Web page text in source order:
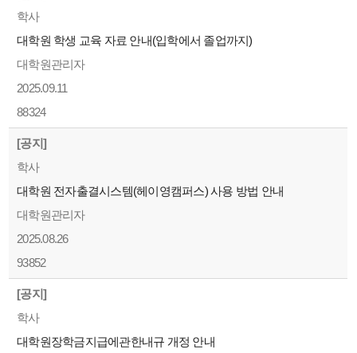
학사
대학원 학생 교육 자료 안내(입학에서 졸업까지)
대학원관리자
2025.09.11
88324
[공지]
학사
대학원 전자출결시스템(헤이영캠퍼스) 사용 방법 안내
대학원관리자
2025.08.26
93852
[공지]
학사
대학원장학금지급에관한내규 개정 안내